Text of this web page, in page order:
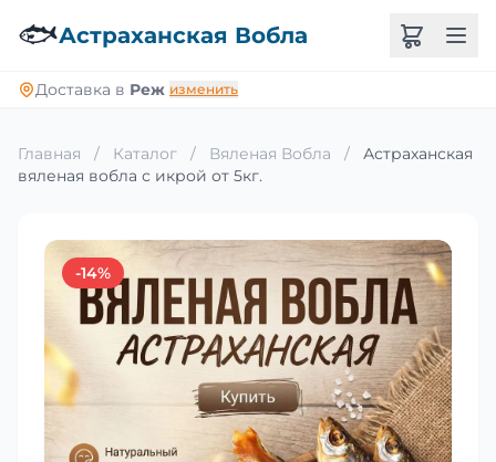
🐟Астраханская Вобла
Доставка в Реж изменить
Главная / Каталог / Вяленая Вобла /
Астраханская
вяленая вобла с икрой от 5кг.
-14%